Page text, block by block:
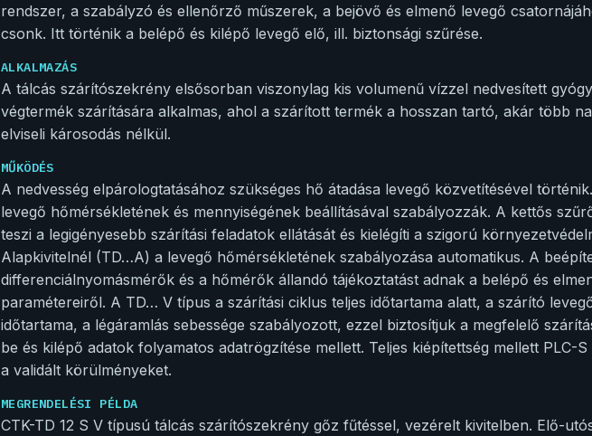
rendszer, a szabályzó és ellenőrző műszerek, a bejövő és elmenő levegő
csonk. Itt történik a belépő és kilépő levegő elő, ill. biztonsági szűrése.
ALKALMAZÁS
A tálcás szárítószekrény elsősorban viszonylag kis volumenű vízzel nedvesített
végtermék szárítására alkalmas, ahol a szárított termék a hosszan tartó, akár több
elviseli károsodás nélkül.
MŰKÖDÉS
A nedvesség elpárologtatásához szükséges hő átadása levegő közvetítésével
levegő hőmérsékletének és mennyiségének beállításával szabályozzák. A kettős
teszi a legigényesebb szárítási feladatok ellátását és kielégíti a szigorú
Alapkivitelnél (TD…A) a levegő hőmérsékletének szabályozása automatikus. A
differenciálnyomásmérők és a hőmérők állandó tájékoztatást adnak a belépő és
paramétereiről. A TD… V típus a szárítási ciklus teljes időtartama alatt, a szárító
időtartama, a légáramlás sebessége szabályozott, ezzel biztosítjuk a megfelelő
be és kilépő adatok folyamatos adatrögzítése mellett. Teljes kiépítettség mellett PLC-
a validált körülményeket.
MEGRENDELÉSI PÉLDA
CTK-TD 12 S V típusú tálcás szárítószekrény gőz fűtéssel, vezérelt kivitelben. Elő-